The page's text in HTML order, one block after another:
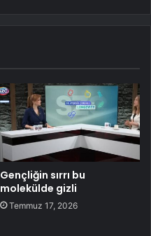
Gençliğin sırrı bu
molekülde gizli
Temmuz 17, 2026